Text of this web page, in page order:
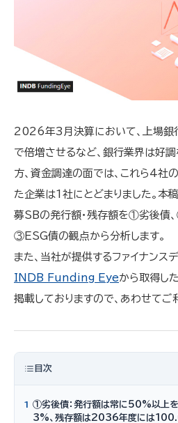
2026年3月決算において、上場銀
で倍増させるなど、銀行業界は好
方、資金調達の面では、これら4社
た企業は1社にとどまりました。本
募SBの発行額・残存額を①劣後債
③ESG債の観点から分析します。
また、当社が提供するファイナンス
INDB Funding Eyeから取得し
掲載しておりますので、あわせてご
目次
1 ①劣後債：発行額は常に50%以
3%、残存額は2036年度には